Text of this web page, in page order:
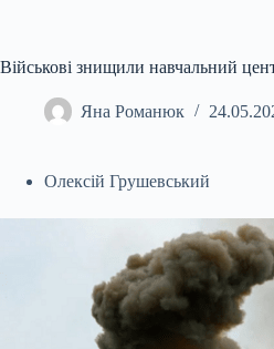
Військові знищили навчальний
Яна Романюк
Олексій Грушевський